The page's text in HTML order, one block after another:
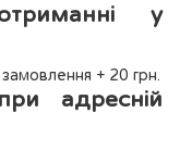
у
+ 20 грн.
адресній